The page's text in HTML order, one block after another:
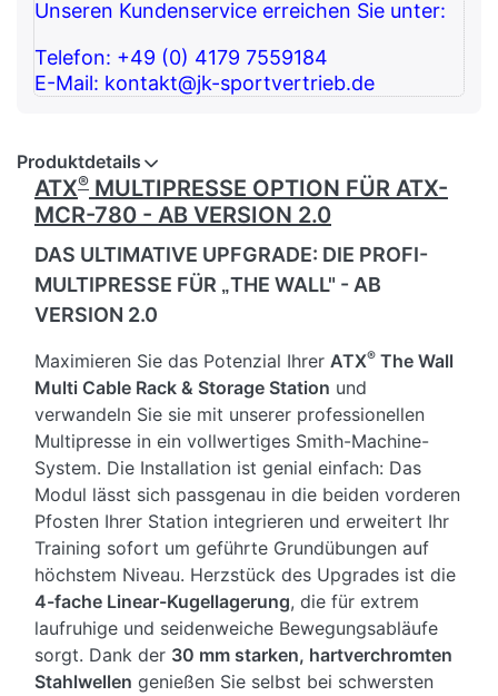
Unseren Kundenservice erreichen Sie unter:
Telefon: +49 (0) 4179 7559184
E-Mail: kontakt@jk-sportvertrieb.de
Produktdetails
ATX® MULTIPRESSE OPTION FÜR ATX-
MCR-780 - AB VERSION 2.0
DAS ULTIMATIVE UPFGRADE: DIE PROFI-
MULTIPRESSE FÜR „THE WALL" - AB
VERSION 2.0
Maximieren Sie das Potenzial Ihrer ATX® The Wall
Multi Cable Rack & Storage Station und
verwandeln Sie sie mit unserer professionellen
Multipresse in ein vollwertiges Smith-Machine-
System. Die Installation ist genial einfach: Das
Modul lässt sich passgenau in die beiden vorderen
Pfosten Ihrer Station integrieren und erweitert Ihr
Training sofort um geführte Grundübungen auf
höchstem Niveau. Herzstück des Upgrades ist die
4-fache Linear-Kugellagerung, die für extrem
laufruhige und seidenweiche Bewegungsabläufe
sorgt. Dank der 30 mm starken, hartverchromten
Stahlwellen genießen Sie selbst bei schwersten